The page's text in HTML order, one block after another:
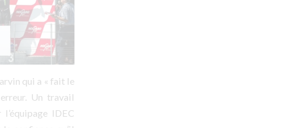
qui a « fait le
Un travail
IDEC